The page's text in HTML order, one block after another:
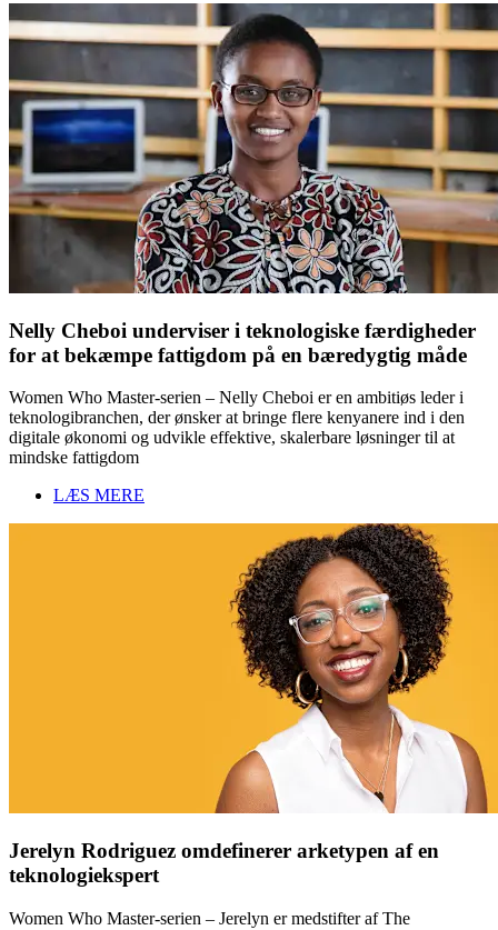
Nelly Cheboi underviser i teknologiske færdigheder
for at bekæmpe fattigdom på en bæredygtig måde
Women Who Master-serien – Nelly Cheboi er en ambitiøs leder i
teknologibranchen, der ønsker at bringe flere kenyanere ind i den
digitale økonomi og udvikle effektive, skalerbare løsninger til at
mindske fattigdom
LÆS MERE
Jerelyn Rodriguez omdefinerer arketypen af en
teknologiekspert
Women Who Master-serien – Jerelyn er medstifter af The